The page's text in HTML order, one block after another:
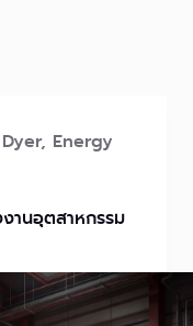
, Energy
านอุตสาหกรรม